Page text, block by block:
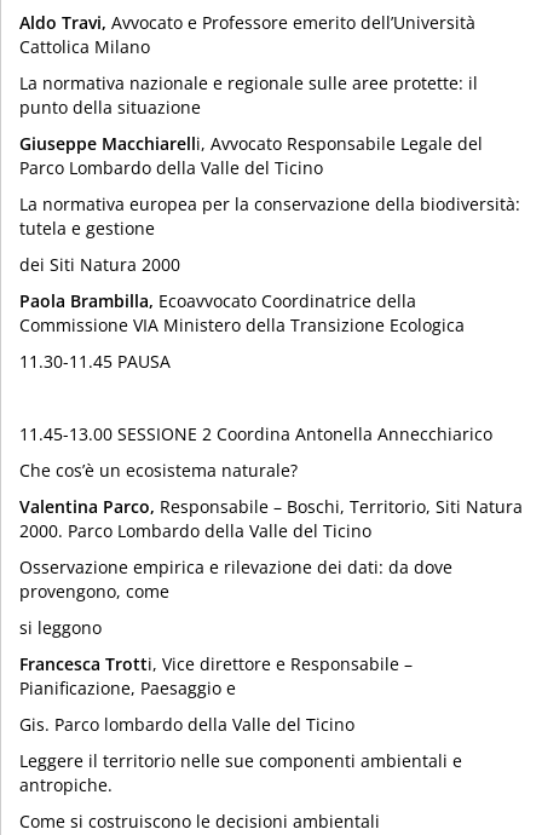
Aldo Travi, Avvocato e Professore emerito dell’Università
Cattolica Milano
La normativa nazionale e regionale sulle aree protette: il
punto della situazione
Giuseppe Macchiarelli, Avvocato Responsabile Legale del
Parco Lombardo della Valle del Ticino
La normativa europea per la conservazione della biodiversità:
tutela e gestione
dei Siti Natura 2000
Paola Brambilla, Ecoavvocato Coordinatrice della
Commissione VIA Ministero della Transizione Ecologica
11.30-11.45 PAUSA
11.45-13.00 SESSIONE 2 Coordina Antonella Annecchiarico
Che cos’è un ecosistema naturale?
Valentina Parco, Responsabile – Boschi, Territorio, Siti Natura
2000. Parco Lombardo della Valle del Ticino
Osservazione empirica e rilevazione dei dati: da dove
provengono, come
si leggono
Francesca Trotti, Vice direttore e Responsabile –
Pianificazione, Paesaggio e
Gis. Parco lombardo della Valle del Ticino
Leggere il territorio nelle sue componenti ambientali e
antropiche.
Come si costruiscono le decisioni ambientali